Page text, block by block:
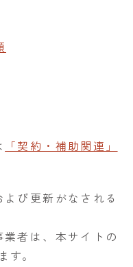
「契約・補助関連」
び更新がなされる
者は、本サイトの
。